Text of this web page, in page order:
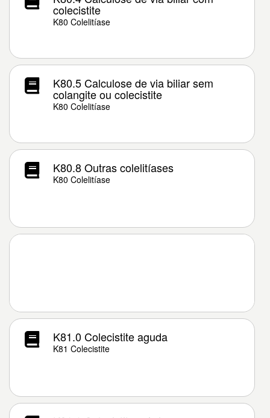
colecistite
K80 Colelitíase
K80.5 Calculose de via biliar sem
colangite ou colecistite
K80 Colelitíase
K80.8 Outras colelitíases
K80 Colelitíase
K81.0 Colecistite aguda
K81 Colecistite